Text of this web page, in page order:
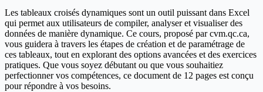
Les tableaux croisés dynamiques sont un outil puissant dans Excel
qui permet aux utilisateurs de compiler, analyser et visualiser des
données de manière dynamique. Ce cours, proposé par cvm.qc.ca,
vous guidera à travers les étapes de création et de paramétrage de
ces tableaux, tout en explorant des options avancées et des exercices
pratiques. Que vous soyez débutant ou que vous souhaitiez
perfectionner vos compétences, ce document de 12 pages est conçu
pour répondre à vos besoins.